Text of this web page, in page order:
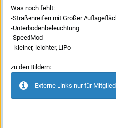
Was noch fehlt:
-Straßenreifen mit Großer
-Unterbodenbeleuchtung
-SpeedMod
- kleiner, leichter, LiPo
zu den Bildern:
Externe Links nur für